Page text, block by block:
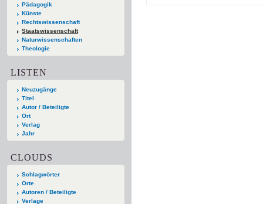
Pädagogik
Künste
Rechtswissenschaft
Staatswissenschaft
Naturwissenschaften
Theologie
LISTEN
Neuzugänge
Titel
Autor / Beteiligte
Ort
Verlag
Jahr
CLOUDS
Schlagwörter
Orte
Autoren / Beteiligte
Verlage